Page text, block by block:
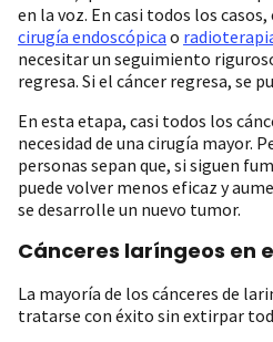
en la voz. En casi todos los
cirugía endoscópica o
necesitar un seguimiento
regresa. Si el cáncer regresa, se
En esta etapa, casi todos los
necesidad de una cirugía mayor.
personas sepan que, si siguen
puede volver menos eficaz y
se desarrolle un nuevo tumor.
Cánceres laríngeos en
La mayoría de los cánceres de
tratarse con éxito sin extirpar